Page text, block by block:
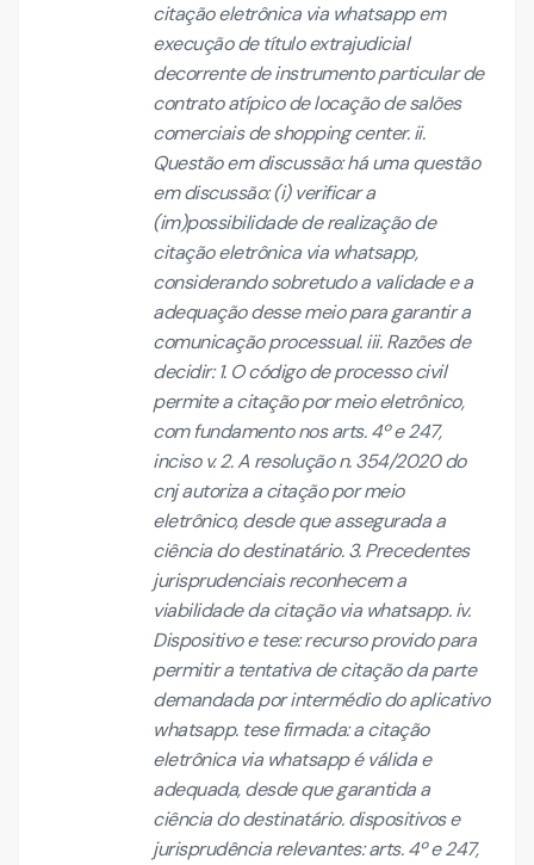
citação eletrônica via whatsapp em
execução de título extrajudicial
decorrente de instrumento particular de
contrato atípico de locação de salões
comerciais de shopping center. ii.
Questão em discussão: há uma questão
em discussão: (i) verificar a
(im)possibilidade de realização de
citação eletrônica via whatsapp,
considerando sobretudo a validade e a
adequação desse meio para garantir a
comunicação processual. iii. Razões de
decidir: 1. O código de processo civil
permite a citação por meio eletrônico,
com fundamento nos arts. 4º e 247,
inciso v. 2. A resolução n. 354/2020 do
cnj autoriza a citação por meio
eletrônico, desde que assegurada a
ciência do destinatário. 3. Precedentes
jurisprudenciais reconhecem a
viabilidade da citação via whatsapp. iv.
Dispositivo e tese: recurso provido para
permitir a tentativa de citação da parte
demandada por intermédio do aplicativo
whatsapp. tese firmada: a citação
eletrônica via whatsapp é válida e
adequada, desde que garantida a
ciência do destinatário. dispositivos e
jurisprudência relevantes: arts. 4º e 247,